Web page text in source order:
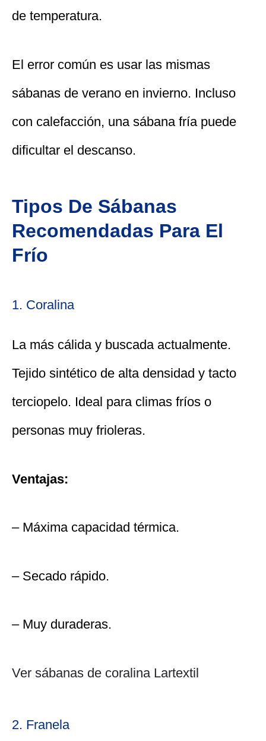
de temperatura.
El error común es usar las mismas
sábanas de verano en invierno. Incluso
con calefacción, una sábana fría puede
dificultar el descanso.
Tipos De Sábanas
Recomendadas Para El
Frío
1. Coralina
La más cálida y buscada actualmente.
Tejido sintético de alta densidad y tacto
terciopelo. Ideal para climas fríos o
personas muy frioleras.
Ventajas:
– Máxima capacidad térmica.
– Secado rápido.
– Muy duraderas.
Ver sábanas de coralina Lartextil
2. Franela